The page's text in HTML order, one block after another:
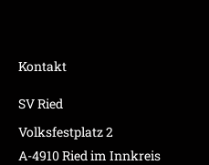
Kontakt
SV Ried
Volksfestplatz 2
A-4910 Ried im Innkreis